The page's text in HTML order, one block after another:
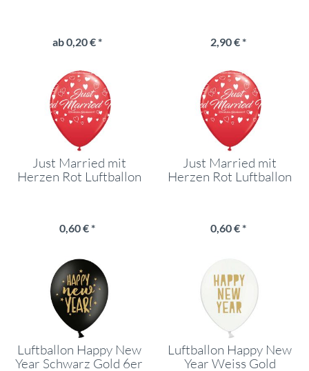
ab 0,20 € * 2,90 € *
Just Married mit
Herzen Rot Luftballon
0,60 € *
Just Married mit
Herzen Rot Luftballon
0,60 € *
Luftballon Happy New
Year Schwarz Gold 6er
Luftballon Happy New
Year Weiss Gold